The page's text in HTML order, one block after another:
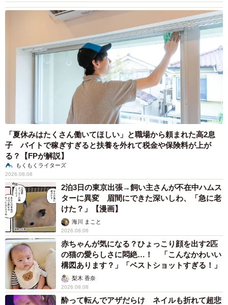
「夏休みはたくさん働いてほしい」と職場から頼まれた高2息
子 バイトで稼ぎすぎると扶養を外れて税金や保険料が上が
る？【FPが解説】
もくもくライターズ
2026.08.08
2泊3日の東京出張→飼い主さんが不在中ハムス
ターに異変 眉間にできた深いしわ、「急に老
けた？」【漫画】
海川 まこと
2026.08.08
赤ちゃんが気になる？ひょっこり顔を出す2匹
の猫の愛らしさに悶絶…！ 「こんなかわいい
構図あります？」「ベストショットすぎる！」
梨木 香奈
2026.08.08
酔って転んでアザだらけ ネイルも折れて超悲